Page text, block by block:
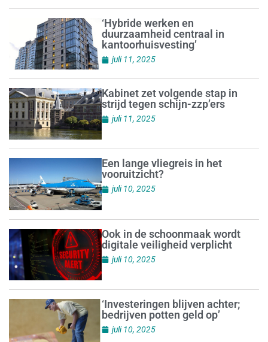
‘Hybride werken en
duurzaamheid centraal in
kantoorhuisvesting’
juli 11, 2025
Kabinet zet volgende stap in
strijd tegen schijn-zzp’ers
juli 11, 2025
Een lange vliegreis in het
vooruitzicht?
juli 10, 2025
Ook in de schoonmaak wordt
digitale veiligheid verplicht
juli 10, 2025
‘Investeringen blijven achter;
bedrijven potten geld op’
juli 10, 2025